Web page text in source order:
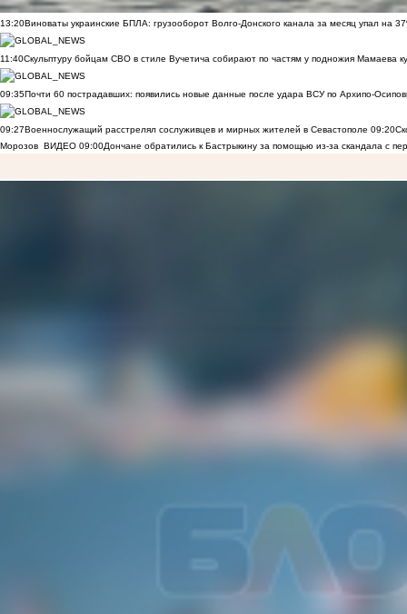
13:20Виноваты украинские БПЛА: грузооборот Волго-Донского канала за месяц упал на
11:40Скульптуру бойцам СВО в стиле Вучетича собирают по частям у подножия Мамаева
09:35Почти 60 пострадавших: появились новые данные после удара ВСУ по Архипо-
09:27Военнослужащий расстрелял сослуживцев и мирных жителей в Севастополе 09:20
Морозов ВИДЕО 09:00Дончане обратились к Бастрыкину за помощью из-за скандала с